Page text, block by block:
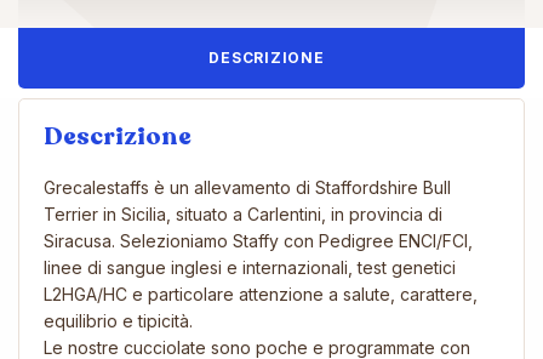
DESCRIZIONE
Descrizione
Grecalestaffs è un allevamento di Staffordshire Bull
Terrier in Sicilia, situato a Carlentini, in provincia di
Siracusa. Selezioniamo Staffy con Pedigree ENCI/FCI,
linee di sangue inglesi e internazionali, test genetici
L2HGA/HC e particolare attenzione a salute, carattere,
equilibrio e tipicità.
Le nostre cucciolate sono poche e programmate con